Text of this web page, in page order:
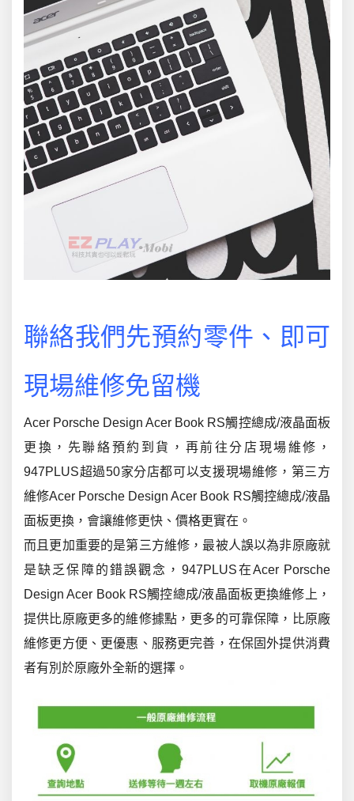
聯絡我們先預約零件、即可
現場維修免留機
Acer Porsche Design Acer Book RS觸控總成/液晶面板
更換，先聯絡預約到貨，再前往分店現場維修，
947PLUS超過50家分店都可以支援現場維修，第三方
維修Acer Porsche Design Acer Book RS觸控總成/液晶
面板更換，會讓維修更快、價格更實在。
而且更加重要的是第三方維修，最被人誤以為非原廠就
是缺乏保障的錯誤觀念，947PLUS在Acer Porsche
Design Acer Book RS觸控總成/液晶面板更換維修上，
提供比原廠更多的維修據點，更多的可靠保障，比原廠
維修更方便、更優惠、服務更完善，在保固外提供消費
者有別於原廠外全新的選擇。